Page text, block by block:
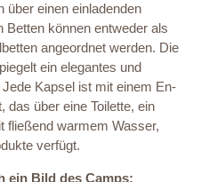
über einen einladenden
Betten können entweder als
angeordnet werden. Die
ein elegantes und
Kapsel ist mit einem En-
das über eine Toilette, ein
fließend warmem Wasser,
verfügt.
ein Bild des Camps: